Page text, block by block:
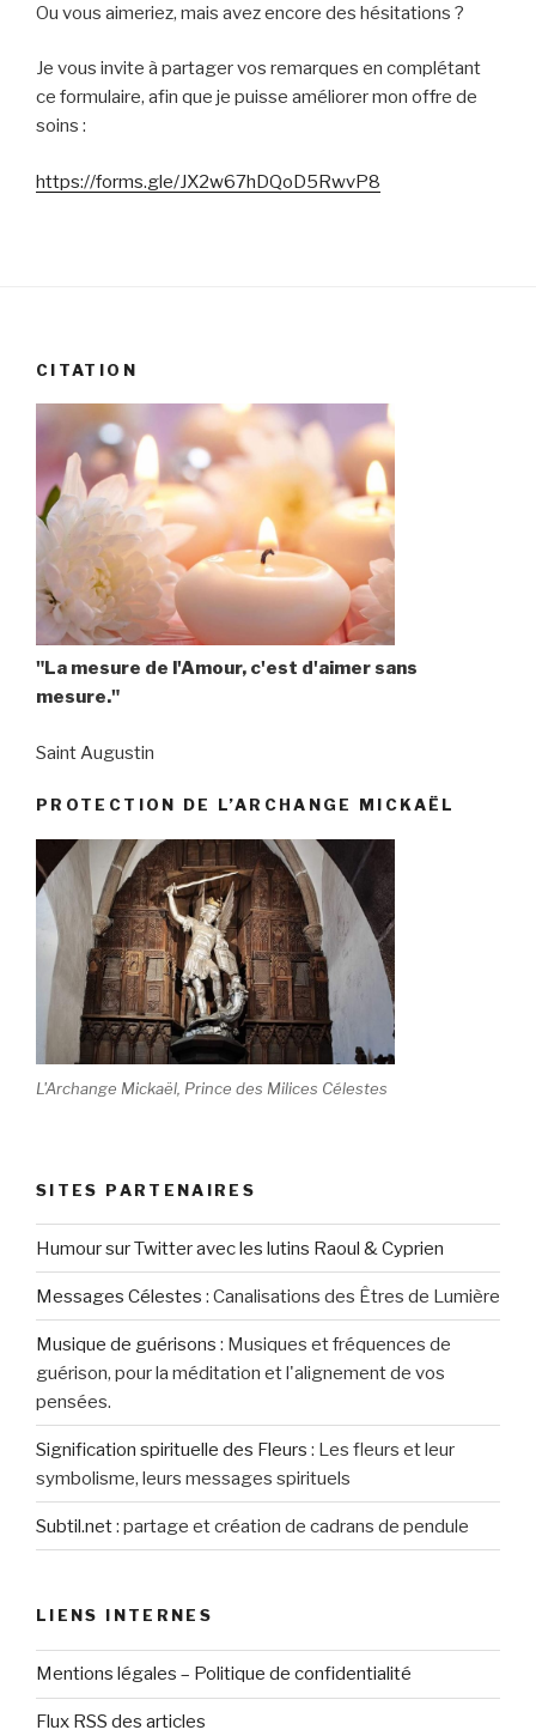
Ou vous aimeriez, mais avez encore des hésitations ?
Je vous invite à partager vos remarques en complétant
ce formulaire, afin que je puisse améliorer mon offre de
soins :
https://forms.gle/JX2w67hDQoD5RwvP8
CITATION
"La mesure de l'Amour, c'est d'aimer sans
mesure."
Saint Augustin
PROTECTION DE L’ARCHANGE MICKAËL
L'Archange Mickaël, Prince des Milices Célestes
SITES PARTENAIRES
Humour sur Twitter avec les lutins Raoul & Cyprien
Messages Célestes : Canalisations des Êtres de Lumière
Musique de guérisons : Musiques et fréquences de
guérison, pour la méditation et l'alignement de vos
pensées.
Signification spirituelle des Fleurs : Les fleurs et leur
symbolisme, leurs messages spirituels
Subtil.net: partage et création de cadrans de pendule
LIENS INTERNES
Mentions légales – Politique de confidentialité
Flux RSS des articles